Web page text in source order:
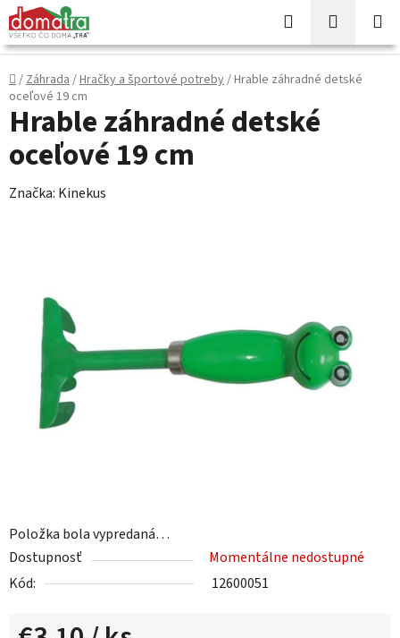
Prejsť
na
obsah
Hľadať
KOŠÍK
Domov
/Záhrada/Hračky a športové potreby/Hrable záhradné detské
oceľové 19 cm
Položka bola vypredaná…
Dostupnosť
Momentálne nedostupné
Kód:
12600051
Hrable záhradné detské
oceľové 19 cm
Značka: Kinekus